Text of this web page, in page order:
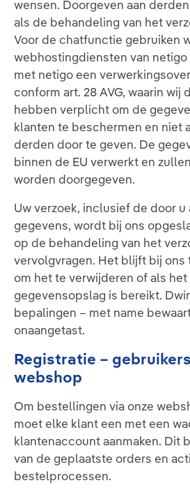
wensen. Doorgeven aan
als de behandeling van het
Voor de chatfunctie gebruiken
webhostingdiensten van
met netigo een
conform art. 28 AVG, waarin
hebben verplicht om de
klanten te beschermen en niet
derden door te geven. De
binnen de EU verwerkt en
worden doorgegeven.
Uw verzoek, inclusief de door
gegevens, wordt bij ons
op de behandeling van het
vervolgvragen. Het blijft bij ons
om het te verwijderen of als
gegevensopslag is bereikt.
bepalingen – met name
onaangetast.
Registratie –
webshop
Om bestellingen via onze
moet elke klant een met een
klantenaccount aanmaken. Dit
van de geplaatste orders en
bestelprocessen.